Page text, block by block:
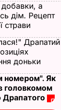
а
дім. Рецепт
страви
Драпатий
доньки
номером". Як
головкомом
Драпатого